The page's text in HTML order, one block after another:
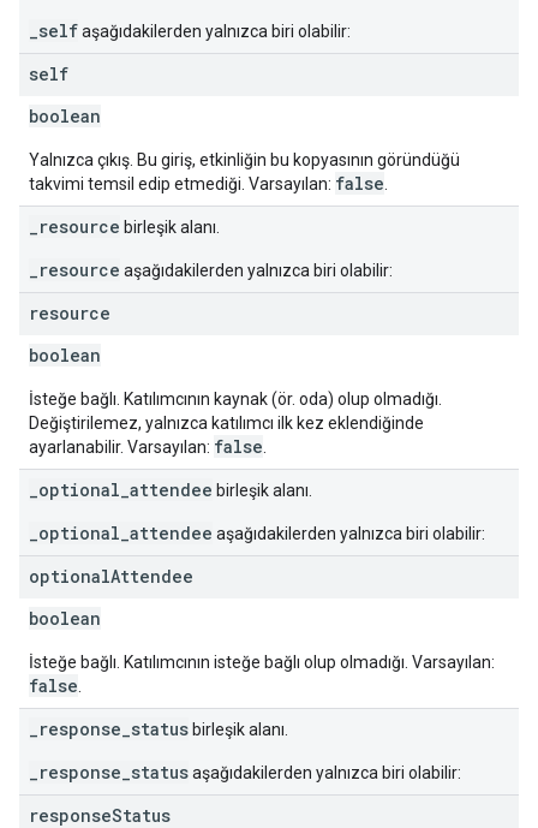
_selfaşağıdakilerden yalnızca biri olabilir:
self
boolean
Yalnızca çıkış. Bu giriş, etkinliğin bu kopyasının göründüğü
takvimi temsil edip etmediği. Varsayılan: false
_resource birleşik alanı.
_resource aşağıdakilerden yalnızca biri olabilir:
resource
boolean
İsteğe bağlı. Katılımcının kaynak (ör. oda) olup olmadığı.
Değiştirilemez, yalnızca katılımcı ilk kez eklendiğinde
ayarlanabilir. Varsayılan: false
_optional_attendee birleşik alanı.
_optional_attendee aşağıdakilerden yalnızca biri olabilir:
optionalAttendee
boolean
İsteğe bağlı. Katılımcının isteğe bağlı olup olmadığı. Varsayılan:
false
_response_status birleşik alanı.
_response_statusaşağıdakilerden yalnızca biri olabilir:
responseStatus